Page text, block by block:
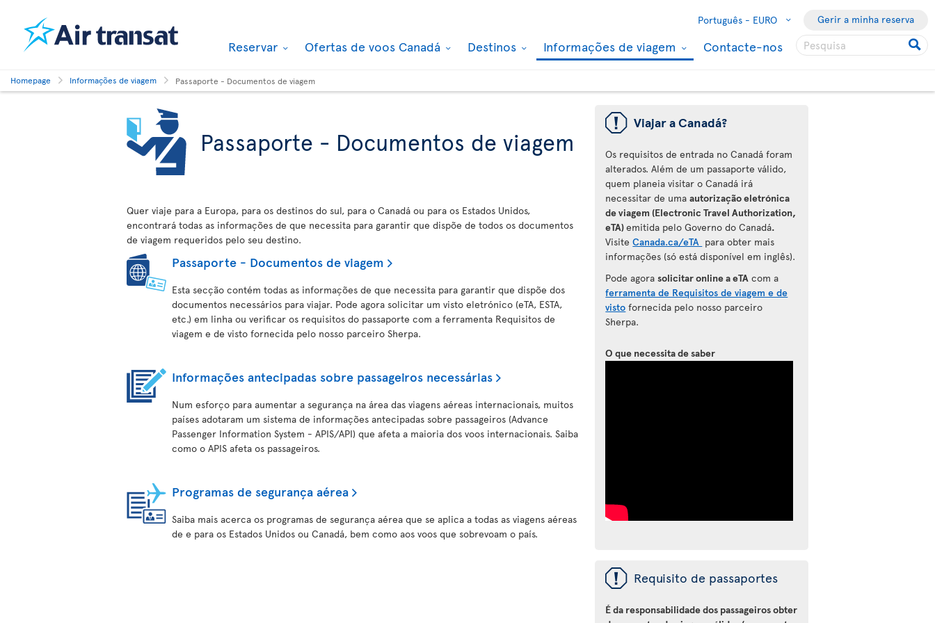
Português - EURO Gerir a minha reserva
Reservar Ofertas de voos Canadá Destinos Informações de viagem Contacte-nos
Homepage Informações de viagem Passaporte - Documentos de viagem
Passaporte - Documentos de viagem
Quer viaje para a Europa, para os destinos do sul, para o Canadá ou para os Estados Unidos,
encontrará todas as informações de que necessita para garantir que dispõe de todos os documentos
de viagem requeridos pelo seu destino.
Passaporte - Documentos de viagem
Esta secção contém todas as informações de que necessita para garantir que dispõe dos
documentos necessários para viajar. Pode agora solicitar um visto eletrónico (eTA, ESTA,
etc.) em linha ou verificar os requisitos do passaporte com a ferramenta Requisitos de
viagem e de visto fornecida pelo nosso parceiro Sherpa.
Informações antecipadas sobre passageiros necessárias
Num esforço para aumentar a segurança na área das viagens aéreas internacionais, muitos
países adotaram um sistema de informações antecipadas sobre passageiros (Advance
Passenger Information System - APIS/API) que afeta a maioria dos voos internacionais. Saiba
como o APIS afeta os passageiros.
Programas de segurança aérea
Saiba mais acerca os programas de segurança aérea que se aplica a todas as viagens aéreas
de e para os Estados Unidos ou Canadá, bem como aos voos que sobrevoam o país.
ü Viajar a Canadá?
Os requisitos de entrada no Canadá foram
alterados. Além de um passaporte válido,
quem planeia visitar o Canadá irá
necessitar de umaautorização eletrónica
de viagem (Electronic Travel Authorization,
eTA)emitida pelo Governo do Canadá.
VisiteCanada.ca/eTA paraobter mais
informações (só está disponível em inglês).
Pode agorasolicitar online a eTA com a
ferramenta de Requisitos de viagem e de
visto fornecida pelo nosso parceiro
Sherpa.
O que necessita de saber
ü Requisito de passaportes
É da responsabilidade dos passageiros obter